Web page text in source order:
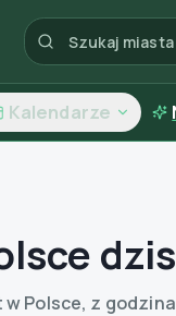
Kalendarze
Polsce, z